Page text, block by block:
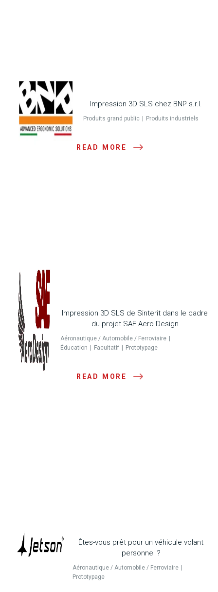
Impression 3D SLS chez BNP s.r.l.
Produits grand public Produits industriels
READ MORE
Impression 3D SLS de Sinterit dans le cadre
du projet SAE Aero Design
Aéronautique / Automobile / Ferroviaire
Éducation
Facultatif Prototypage
READ MORE
Êtes-vous prêt pour un véhicule volant
personnel ?
Aéronautique / Automobile / Ferroviaire
Prototypage